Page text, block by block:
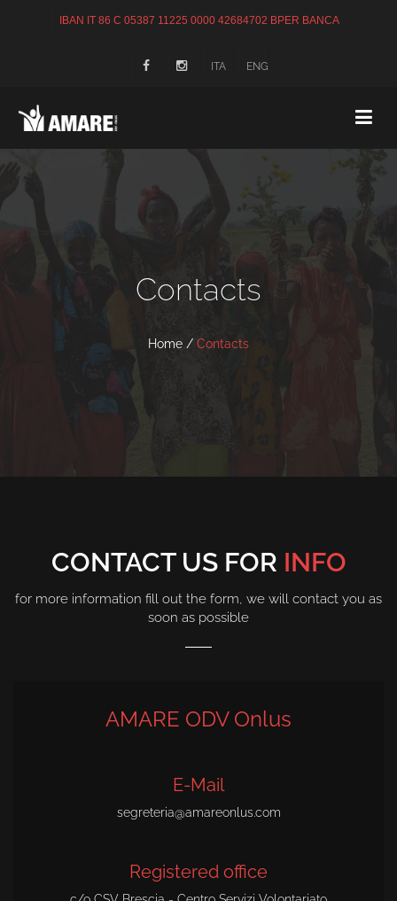
IBAN IT 86 C 05387 11225 0000 42684702 BPER BANCA
ITA ENG
Contacts
Home / Contacts
CONTACT US FOR INFO
for more information fill out the form, we will contact you as
soon as possible
AMARE ODV Onlus
E-Mail
segreteria@amareonlus.com
Registered office